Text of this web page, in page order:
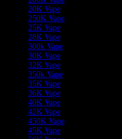
20K Vape
250K Vape
25K Vape
28K Vape
300k Vape
30K Vape
32K Vape
350k Vape
35K Vape
36K Vape
40K Vape
42K Vape
450K Vape
45K Vape